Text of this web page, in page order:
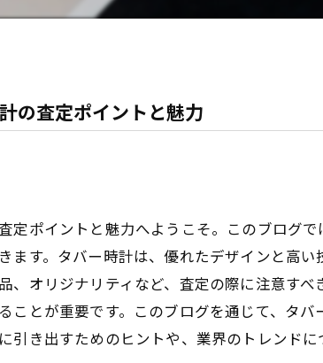
の査定ポイントと魅力
定ポイントと魅力へようこそ。このブログ
ます。タバー時計は、優れたデザインと高
、オリジナリティなど、査定の際に注意す
ことが重要です。このブログを通じて、タ
引き出すためのヒントや、業界のトレンド